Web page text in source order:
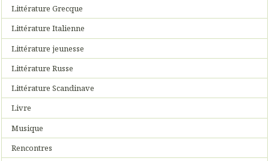
Littérature Grecque
Littérature Italienne
Littérature jeunesse
Littérature Russe
Littérature Scandinave
Livre
Musique
Rencontres